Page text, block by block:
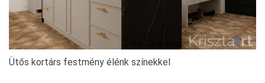
Ütős kortárs festmény élénk színekkel